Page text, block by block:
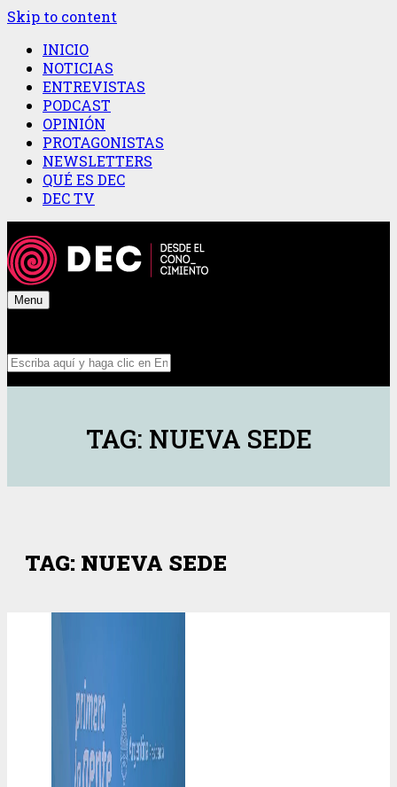
Skip to content
INICIO
NOTICIAS
ENTREVISTAS
PODCAST
OPINIÓN
PROTAGONISTAS
NEWSLETTERS
QUÉ ES DEC
DEC TV
Menu
TAG: NUEVA SEDE
TAG: NUEVA SEDE